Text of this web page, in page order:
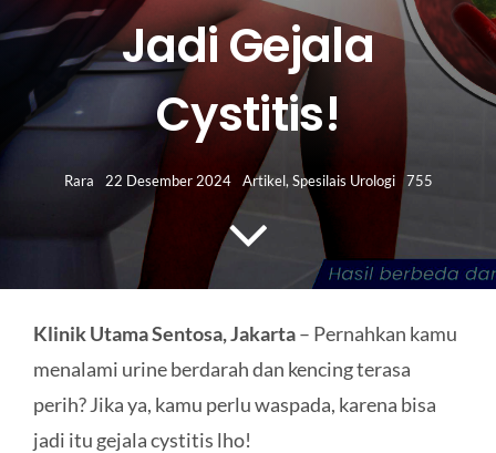
HUBUNGI KAMI
Search
for:
Jadi Gejala
Cystitis!
Rara 22 Desember 2024 Artikel,Spesilais Urologi 755
Klinik Utama Sentosa, Jakarta– Pernahkan kamu
menalami urine berdarah dan kencing terasa
perih? Jika ya, kamu perlu waspada, karena bisa
jadi itu gejala cystitis lho!